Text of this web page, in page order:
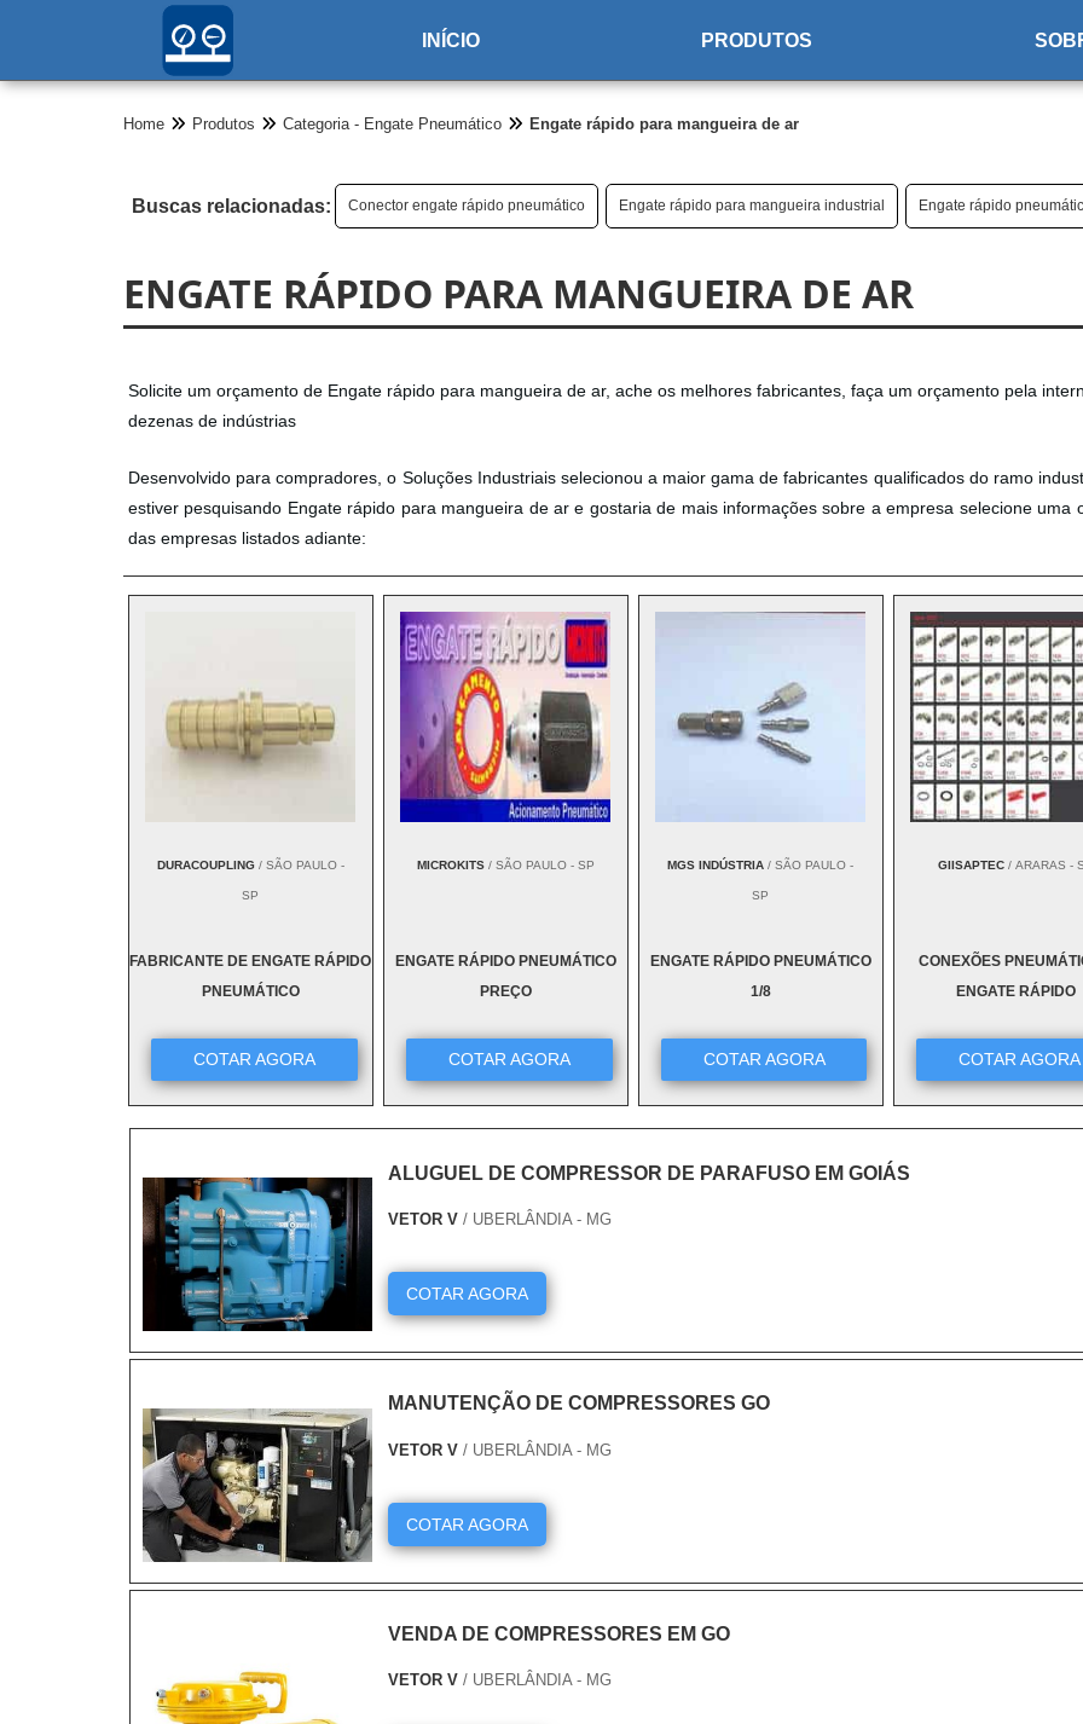
INÍCIO PRODUTOS
Home Produtos Categoria - Engate Pneumático Engate rápido para mangueira de ar
Buscas relacionadas: Conector engate rápido pneumático Engate rápido para mangueira industrial Engate rápido
ENGATE RÁPIDO PARA MANGUEIRA DE AR
Solicite um orçamento de Engate rápido para mangueira de ar, ache os melhores fabricantes, faça um orçamento pela
dezenas de indústrias
Desenvolvido para compradores, o Soluções Industriais selecionou a maior gama de fabricantes qualificados do ramo
estiver pesquisando Engate rápido para mangueira de ar e gostaria de mais informações sobre a empresa selecione uma
das empresas listados adiante:
DURACOUPLING/ SÃO PAULO -
SP
FABRICANTE DE ENGATE RÁPIDO
PNEUMÁTICO
COTAR AGORA
MICROKITS/ SÃO PAULO - SP
ENGATE RÁPIDO PNEUMÁTICO
PREÇO
COTAR AGORA
MGS INDÚSTRIA / SÃO PAULO -
SP
ENGATE RÁPIDO PNEUMÁTICO
1/8
COTAR AGORA
GIISAPTEC/ ARARAS -
CONEXÕES
ENGATE RÁPIDO
COTAR AGORA
ALUGUEL DE COMPRESSOR DE PARAFUSO EM GOIÁS
VETOR V / UBERLÂNDIA - MG
COTAR AGORA
MANUTENÇÃO DE COMPRESSORES GO
VETOR V / UBERLÂNDIA - MG
COTAR AGORA
VENDA DE COMPRESSORES EM GO
VETOR V / UBERLÂNDIA - MG